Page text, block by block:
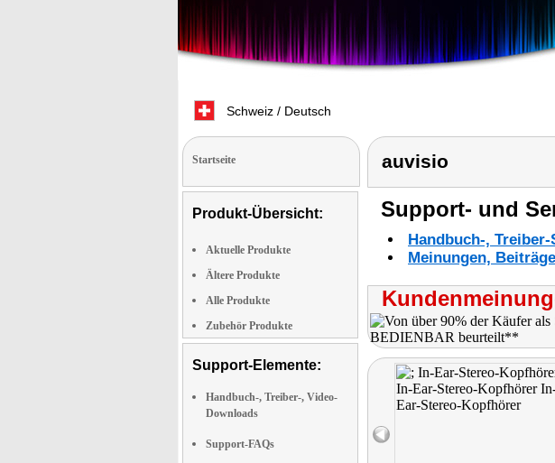
Schweiz / Deutsch
Startseite
Produkt-Übersicht:
Aktuelle Produkte
Ältere Produkte
Alle Produkte
Zubehör Produkte
Support-Elemente:
Handbuch-, Treiber-, Video-
Downloads
Support-FAQs
auvisio
Support- und
Handbuch-,
Meinungen,